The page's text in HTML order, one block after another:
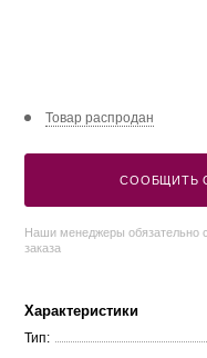
Товар распродан
СООБЩИТЬ
Наши менеджеры обязательно
заказа
Характеристики
Тип: